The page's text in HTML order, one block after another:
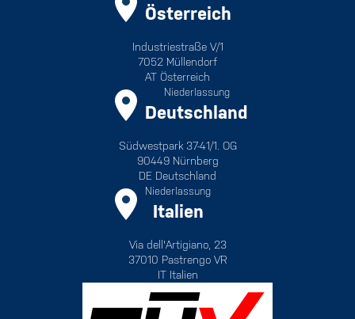
Österreich
Industriestraße V/1
7052 Müllendorf
AT Österreich
Niederlassung
Deutschland
Südwestpark 37-41/1. OG
90449 Nürnberg
DE Deutschland
Niederlassung
Italien
Via dell'Artigiano, 23
37010 Pastrengo VR
IT Italien